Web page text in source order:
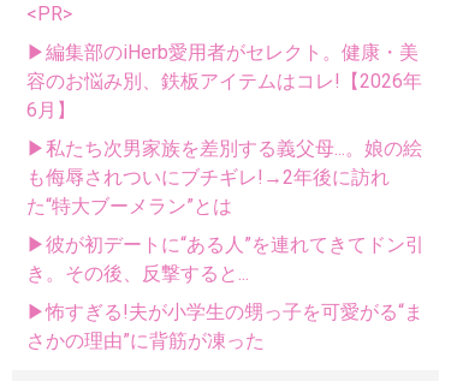
<PR>
▶編集部のiHerb愛用者がセレクト。健康・美
容のお悩み別、鉄板アイテムはコレ!【2026年
6月】
▶私たち次男家族を差別する義父母...。娘の絵
も侮辱されついにブチギレ!→2年後に訪れ
た“特大ブーメラン”とは
▶彼が初デートに“ある人”を連れてきてドン引
き。その後、反撃すると...
▶怖すぎる!夫が小学生の甥っ子を可愛がる“ま
さかの理由”に背筋が凍った